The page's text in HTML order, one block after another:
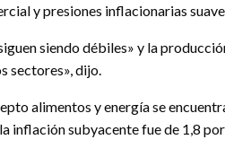
y presiones inflacionarias
siendo débiles» y la
sectores», dijo.
alimentos y energía se
inflación subyacente fue de 1,8